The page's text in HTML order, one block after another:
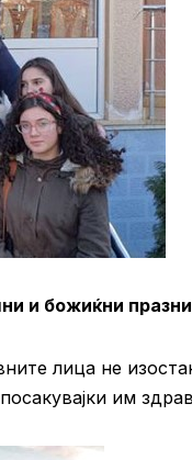
и божиќни
лица не
им